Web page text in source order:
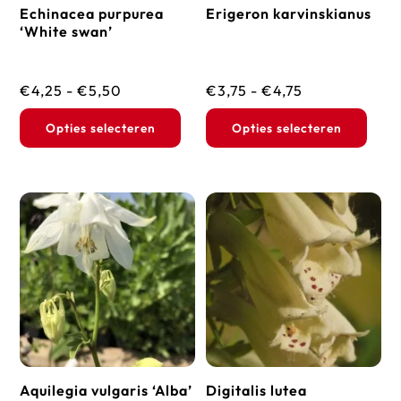
de
Echinacea purpurea
‘White swan’
€4,25 - €5,50
€4,25
Opties selecteren
Dit
product
meerdere
variaties.
Deze
optie
kan
gekozen
worden
op
de
Erigeron karvinskianus
€3,75 - €4,75
€3,75
tot
Opties selecteren
Dit
op
Aquilegia vulgaris ‘Alba’ Digitalis lutea